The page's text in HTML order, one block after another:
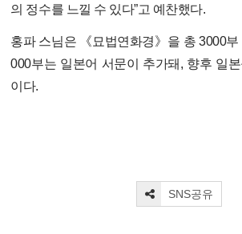
의 정수를 느낄 수 있다”고 예찬했다.
홍파 스님은 《묘법연화경》을 총 3000
000부는 일본어 서문이 추가돼, 향후 일
이다.
SNS공유